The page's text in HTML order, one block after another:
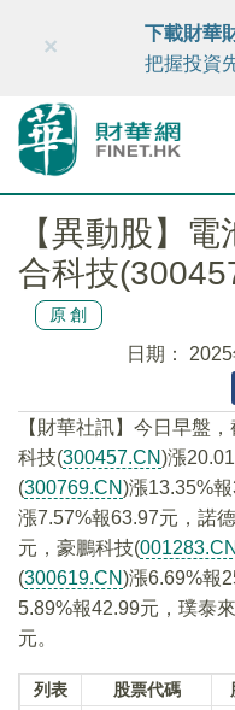
財華智庫網 FINTV
×
下載財華
把握投資
【異動股】
合科技
原創
日期：
【財華社訊】今日早盤
科技(300457.CN)漲
(300769.CN)漲13.35%
漲7.57%報63.97元，諾
元，豪鵬科技(001283.CN
(300619.CN)漲6.69%報
5.89%報42.99元，璞泰
元。
列表 股票代碼